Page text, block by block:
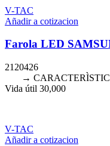
V-TAC
Añadir a cotizacion
Farola LED
2120426
→
Vida útil 30,000
V-TAC
Añadir a cotizacion